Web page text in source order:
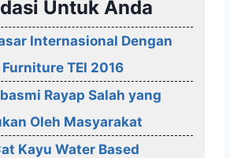
Untuk Anda
Internasional Dengan
TEI 2016
Rayap Salah yang
Oleh Masyarakat
Kayu Water Based